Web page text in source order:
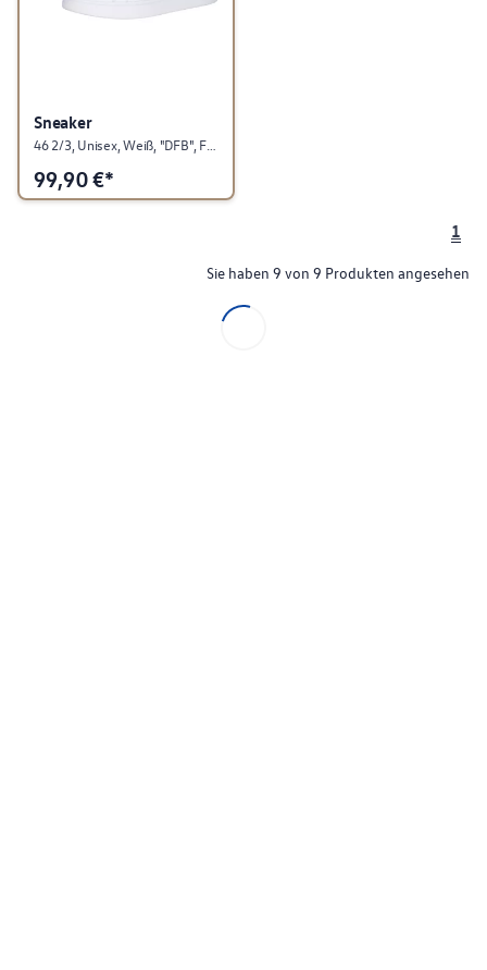
Sneaker
46 2/3, Unisex, Weiß, "DFB", Fußball Kollektion
99,90€*
1
Sie haben 9 von 9 Produkten angesehen